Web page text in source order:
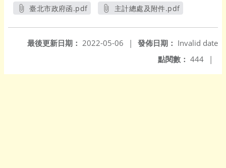
臺北市政府函.pdf
主計總處及附件.pdf
發佈日期： Invalid date
最後更新日期： 2022-05-06
|
點閱數： 444 |